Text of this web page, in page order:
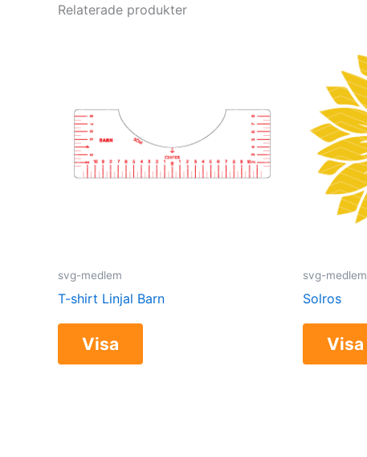
Relaterade produkter
svg-medlem
T-shirt Linjal Barn
Visa
svg-medlem
Solros
Visa